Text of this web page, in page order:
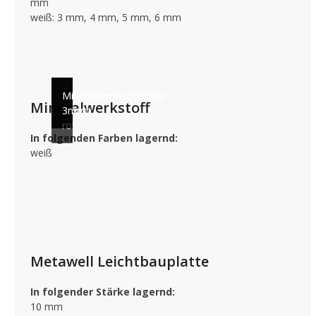
weiß: 3 mm, 4 mm, 5 mm, 6 mm
Mineralwerkstoffplatte
10mm
Mineralwerkstoffplatte
3mm
rot
Mineralwerkstoffplatte
3mm
Mineralwerkstoff
In folgenden Farben lagernd:
weiß
Metawell Leichtbauplatte
In folgender Stärke lagernd:
10 mm